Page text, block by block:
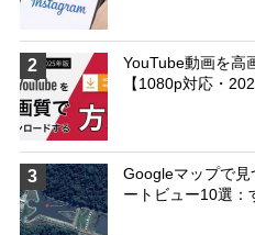
2
YouTube動画を高
【1080p対応・
3
Googleマップで見
ートビュー10選：